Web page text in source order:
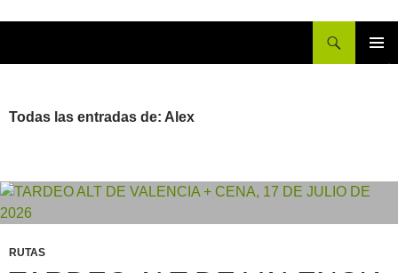
Todas las entradas de: Alex
RUTAS